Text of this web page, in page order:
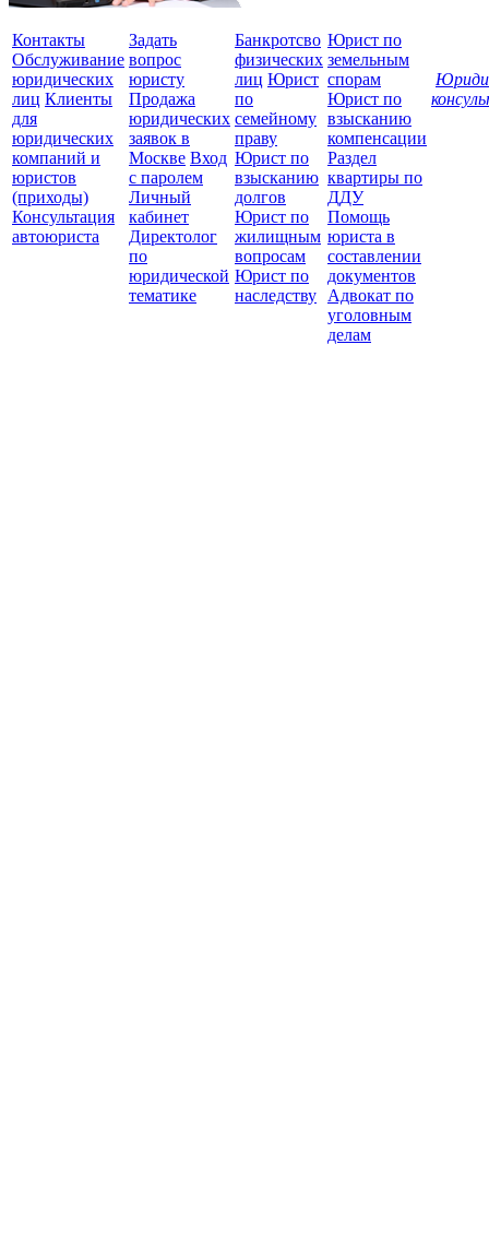
Контакты
Обслуживание
юридических
лиц Клиенты
для
юридических
компаний и
юристов
(приходы)
Консультация
автоюриста
Задать
вопрос
юристу
Продажа
юридических
заявок в
Москве Вход
с паролем
Личный
кабинет
Директолог
по
юридической
тематике
Банкротсво
физических
лиц Юрист
по
семейному
праву
Юрист по
взысканию
долгов
Юрист по
жилищным
вопросам
Юрист по
наследству
Юрист по
земельным
спорам
Юрист по
взысканию
компенсации
Раздел
квартиры по
ДДУ
Помощь
юриста в
составлении
документов
Адвокат по
уголовным
делам